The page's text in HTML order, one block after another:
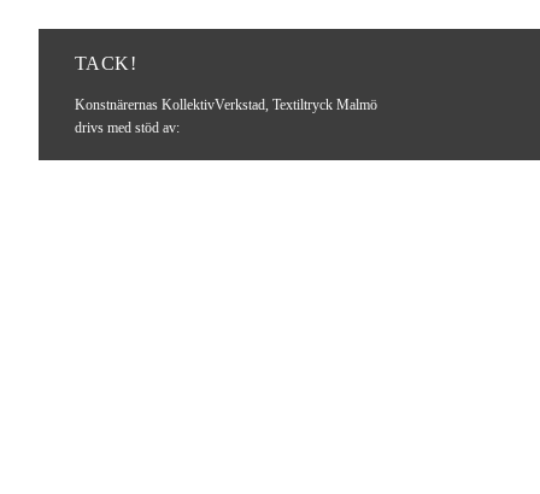
TACK!
Konstnärernas KollektivVerkstad, Textiltryck Malmö
drivs med stöd av: